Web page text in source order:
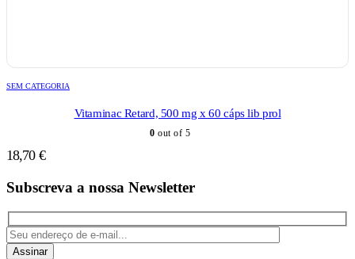
SEM CATEGORIA
Vitaminac Retard, 500 mg x 60 cáps lib prol
0 out of 5
18,70 €
Subscreva a nossa Newsletter
Assinar